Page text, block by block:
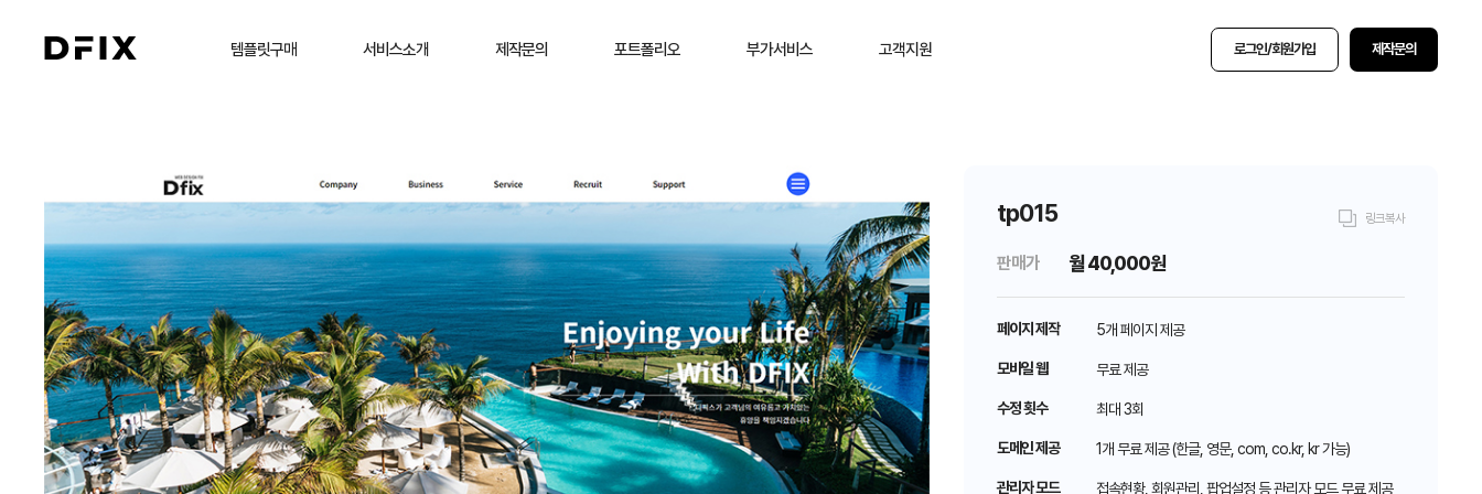
템플릿구매 서비스소개 제작문의 포트폴리오 부가서비스 고객지원 로그인/회원가입 제작문의
tp015 링크복사
판매가 월40,000원
페이지 제작 5개 페이지 제공
모바일 웹 무료 제공
수정 횟수 최대 3회
도메인 제공 1개 무료 제공 (한글, 영문, com, co.kr, kr 가능)
관리자 모드 접속현황, 회원관리, 팝업설정 등 관리자 모드 무료 제공